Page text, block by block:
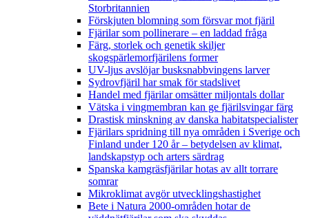
Storbritannien
Förskjuten blomning som försvar mot fjäril
Fjärilar som pollinerare – en laddad fråga
Färg, storlek och genetik skiljer
skogspärlemorfjärilens former
UV-ljus avslöjar busksnabbvingens larver
Sydrovfjäril har smak för stadslivet
Handel med fjärilar omsätter miljontals dollar
Vätska i vingmembran kan ge fjärilsvingar färg
Drastisk minskning av danska habitatspecialister
Fjärilars spridning till nya områden i Sverige och
Finland under 120 år– betydelsen av klimat,
landskapstyp och arters särdrag
Spanska kamgräsfjärilar hotas av allt torrare
somrar
Mikroklimat avgör utvecklingshastighet
Bete i Natura 2000-områden hotar de